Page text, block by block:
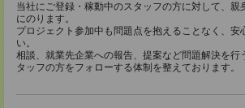
当社にご登録・稼動中のスタッフの方に対して、親
にのります。
プロジェクト参加中も問題点を抱えることなく、安
い。
相談、就業先企業への報告、提案など問題解決を行
タッフの方をフォローする体制を整えております。